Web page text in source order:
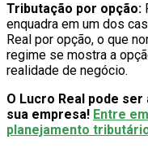
Tributação por opção:
enquadra em um dos
Real por opção, o que
regime se mostra a
realidade de negócio.
O Lucro Real pode
sua empresa! Entre
planejamento